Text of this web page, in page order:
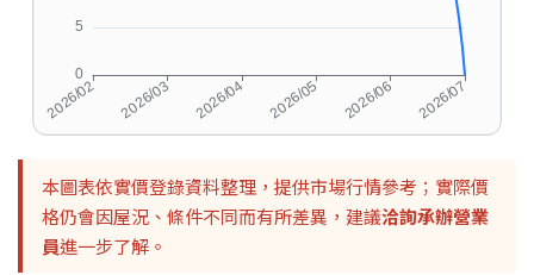
本圖表依實價登錄資料整理，提供市場行情參考；實際價
格仍會因屋況、條件不同而有所差異，建議洽詢承辦營業
員進一步了解。